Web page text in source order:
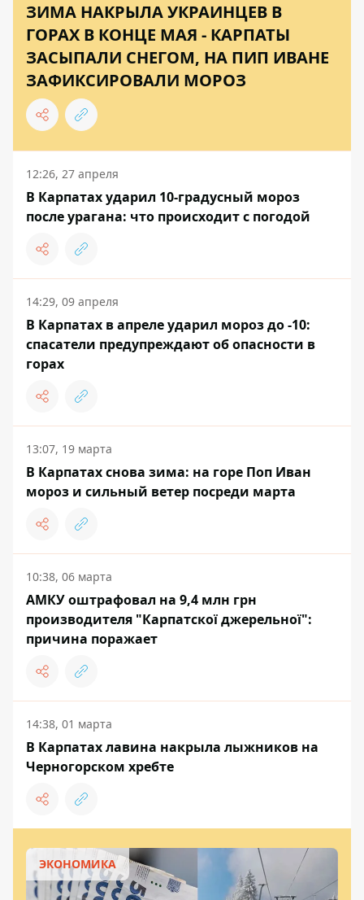
ЗИМА НАКРЫЛА УКРАИНЦЕВ В
ГОРАХ В КОНЦЕ МАЯ - КАРПАТЫ
ЗАСЫПАЛИ СНЕГОМ, НА ПИП ИВАНЕ
ЗАФИКСИРОВАЛИ МОРОЗ
12:26, 27 апреля
В Карпатах ударил 10-градусный мороз
после урагана: что происходит с погодой
14:29, 09 апреля
В Карпатах в апреле ударил мороз до -10:
спасатели предупреждают об опасности в
горах
13:07, 19 марта
В Карпатах снова зима: на горе Поп Иван
мороз и сильный ветер посреди марта
10:38, 06 марта
АМКУ оштрафовал на 9,4 млн грн
производителя "Карпатскої джерельної":
причина поражает
14:38, 01 марта
В Карпатах лавина накрыла лыжников на
Черногорском хребте
ЭКОНОМИКА